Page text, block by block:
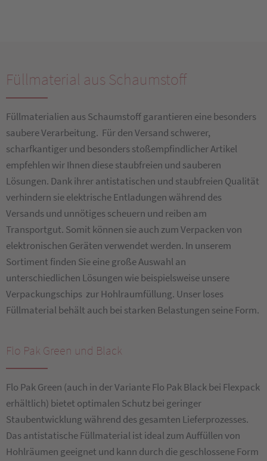
Füllmaterial aus Schaumstoff
Füllmaterialien aus Schaumstoff garantieren eine besonders
saubere Verarbeitung. Für den Versand schwerer,
scharfkantiger und besonders stoßempfindlicher Artikel
empfehlen wir Ihnen diese staubfreien und sauberen
Lösungen. Dank ihrer antistatischen und staubfreien Qualität
verhindern sie elektrische Entladungen während des
Versands und unnötiges scheuern und reiben am
Transportgut. Somit können sie auch zum Verpacken von
elektronischen Geräten verwendet werden. In unserem
Sortiment finden Sie eine große Auswahl an
unterschiedlichen Lösungen wie beispielsweise unsere
Verpackungschips zur Hohlraumfüllung. Unser loses
Füllmaterial behält auch bei starken Belastungen seine Form.
Flo Pak Green und Black
Flo Pak Green (auch in der Variante Flo Pak Black bei Flexpack
erhältlich) bietet optimalen Schutz bei geringer
Staubentwicklung während des gesamten Lieferprozesses.
Das antistatische Füllmaterial ist ideal zum Auffüllen von
Hohlräumen geeignet und kann durch die geschlossene Form